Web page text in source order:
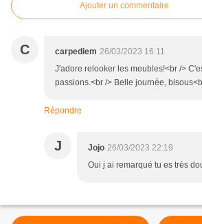
Ajouter un commentaire
C carpediem 26/03/2023 16:11
J'adore relooker les meubles!<br />
passions.<br /> Belle journée,
Répondre
J Jojo 26/03/2023 22:19
Oui j ai remarqué tu es très